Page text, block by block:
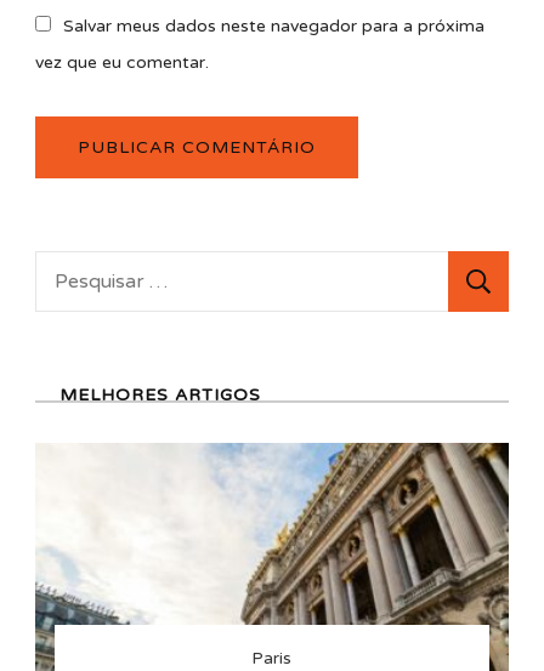
Salvar meus dados neste navegador para a próxima
vez que eu comentar.
Pesquisar
MELHORES ARTIGOS
Paris